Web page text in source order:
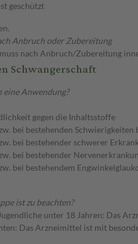
geschützt
Anbruch oder Zubereitung
nach Anbruch/Zubereitung
Schwangerschaft
eine Anwendung?
gegen die Inhaltsstoffe
bei bestehenden Schwierigkeiten
bei bestehender schwerer
bei bestehender
bei bestehendem
ist zu beachten?
unter 18 Jahren: Das
Das Arzneimittel ist mit